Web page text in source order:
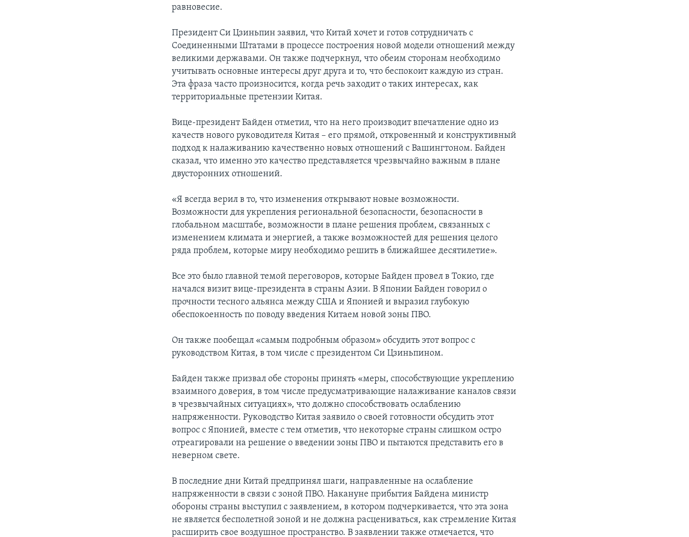
равновесие.
Президент Си Цзиньпин заявил, что Китай хочет и готов сотрудничать с
Соединенными Штатами в процессе построения новой модели отношений между
великими державами. Он также подчеркнул, что обеим сторонам необходимо
учитывать основные интересы друг друга и то, что беспокоит каждую из стран.
Эта фраза часто произносится, когда речь заходит о таких интересах, как
территориальные претензии Китая.
Вице-президент Байден отметил, что на него производит впечатление одно из
качеств нового руководителя Китая – его прямой, откровенный и конструктивный
подход к налаживанию качественно новых отношений с Вашингтоном. Байден
сказал, что именно это качество представляется чрезвычайно важным в плане
двусторонних отношений.
«Я всегда верил в то, что изменения открывают новые возможности.
Возможности для укрепления региональной безопасности, безопасности в
глобальном масштабе, возможности в плане решения проблем, связанных с
изменением климата и энергией, а также возможностей для решения целого
ряда проблем, которые миру необходимо решить в ближайшее десятилетие».
Все это было главной темой переговоров, которые Байден провел в Токио, где
начался визит вице-президента в страны Азии. В Японии Байден говорил о
прочности тесного альянса между США и Японией и выразил глубокую
обеспокоенность по поводу введения Китаем новой зоны ПВО.
Он также пообещал «самым подробным образом» обсудить этот вопрос с
руководством Китая, в том числе с президентом Си Цзиньпином.
Байден также призвал обе стороны принять «меры, способствующие укреплению
взаимного доверия, в том числе предусматривающие налаживание каналов связи
в чрезвычайных ситуациях», что должно способствовать ослаблению
напряженности. Руководство Китая заявило о своей готовности обсудить этот
вопрос с Японией, вместе с тем отметив, что некоторые страны слишком остро
отреагировали на решение о введении зоны ПВО и пытаются представить его в
неверном свете.
В последние дни Китай предпринял шаги, направленные на ослабление
напряженности в связи с зоной ПВО. Накануне прибытия Байдена министр
обороны страны выступил с заявлением, в котором подчеркивается, что эта зона
не является бесполетной зоной и не должна расцениваться, как стремление Китая
расширить свое воздушное пространство. В заявлении также отмечается, что